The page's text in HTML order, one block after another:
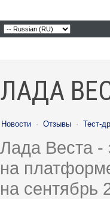
ЛАДА
Новости · Отзывы · Тест-
Лада Веста
на
на сентябрь